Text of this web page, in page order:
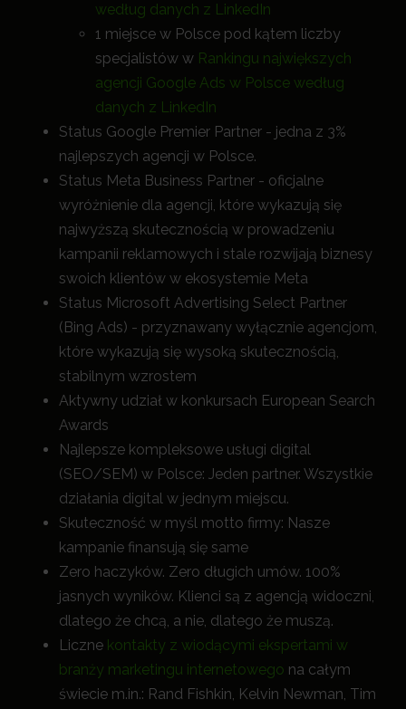
według danych z LinkedIn
1 miejsce w Polsce pod kątem liczby
specjalistów w Rankingu największych
agencji Google Ads w Polsce według
danych z LinkedIn
Status Google Premier Partner - jedna z 3%
najlepszych agencji w Polsce.
Status Meta Business Partner - oficjalne
wyróżnienie dla agencji, które wykazują się
najwyższą skutecznością w prowadzeniu
kampanii reklamowych i stale rozwijają biznesy
swoich klientów w ekosystemie Meta
Status Microsoft Advertising Select Partner
(Bing Ads) - przyznawany wyłącznie agencjom,
które wykazują się wysoką skutecznością,
stabilnym wzrostem
Aktywny udział w konkursach European Search
Awards
Najlepsze kompleksowe usługi digital
(SEO/SEM) w Polsce: Jeden partner. Wszystkie
działania digital w jednym miejscu.
Skuteczność w myśl motto firmy: Nasze
kampanie finansują się same
Zero haczyków. Zero długich umów. 100%
jasnych wyników. Klienci są z agencją widoczni,
dlatego że chcą, a nie, dlatego że muszą.
Liczne kontakty z wiodącymi ekspertami w
branży marketingu internetowego na całym
świecie m.in.: Rand Fishkin, Kelvin Newman, Tim